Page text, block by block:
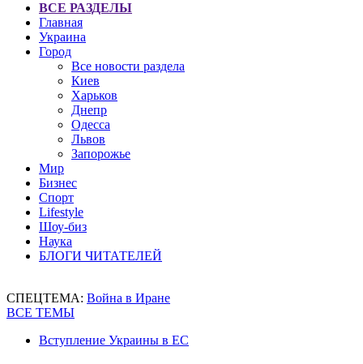
ВСЕ РАЗДЕЛЫ
Главная
Украина
Город
Все новости раздела
Киев
Харьков
Днепр
Одесса
Львов
Запорожье
Мир
Бизнес
Спорт
Lifestyle
Шоу-биз
Наука
БЛОГИ ЧИТАТЕЛЕЙ
СПЕЦТЕМА: Война в Иране
ВСЕ ТЕМЫ
Вступление Украины в ЕС